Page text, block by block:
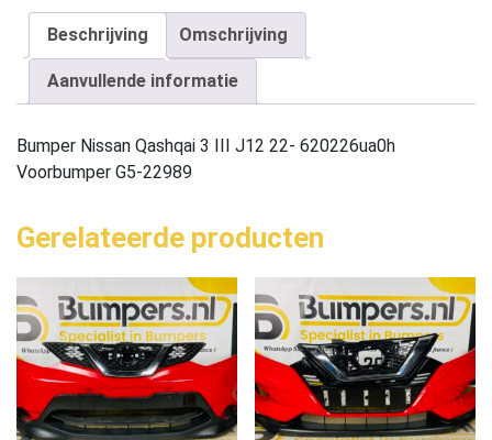
Beschrijving Omschrijving
Aanvullende informatie
Bumper Nissan Qashqai 3 III J12 22- 620226ua0h
Voorbumper G5-22989
Gerelateerde producten